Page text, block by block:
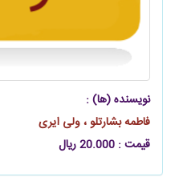
نویسنده (ها) :
فاطمه بشارتلو ، ولی ایری
قیمت : 20.000 ریال